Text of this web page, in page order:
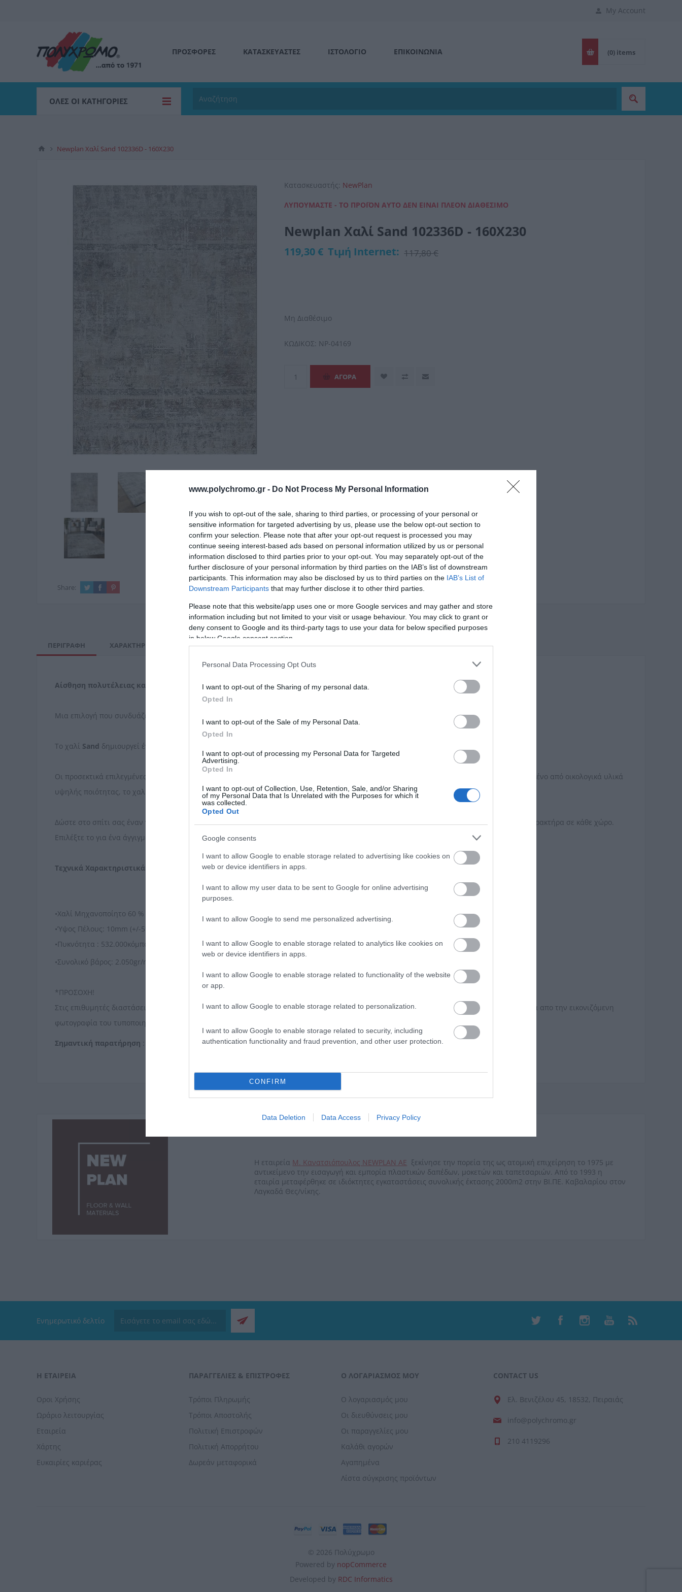
www.polychromo.gr - Do Not Process My Personal Information
If you wish to opt-out of the sale, sharing to third parties, or processing of your personal or
sensitive information for targeted advertising by us, please use the below opt-out section to
confirm your selection. Please note that after your opt-out request is processed you may
continue seeing interest-based ads based on personal information utilized by us or personal
information disclosed to third parties prior to your opt-out. You may separately opt-out of the
further disclosure of your personal information by third parties on the IAB’s list of downstream
participants. This information may also be disclosed by us to third parties on the IAB’s List of
Downstream Participants that may further disclose it to other third parties.
Please note that this website/app uses one or more Google services and may gather and store
information including but not limited to your visit or usage behaviour. You may click to grant or
deny consent to Google and its third-party tags to use your data for below specified purposes
in below Google consent section.
Personal Data Processing Opt Outs
I want to opt-out of the Sharing of my personal data.
Opted In
I want to opt-out of the Sale of my Personal Data.
Opted In
I want to opt-out of processing my Personal Data for Targeted
Advertising.
Opted In
I want to opt-out of Collection, Use, Retention, Sale, and/or Sharing
of my Personal Data that Is Unrelated with the Purposes for which it
was collected.
Opted Out
Google consents
I want to allow Google to enable storage related to advertising like cookies on
web or device identifiers in apps.
I want to allow my user data to be sent to Google for online advertising
purposes.
I want to allow Google to send me personalized advertising.
I want to allow Google to enable storage related to analytics like cookies on
web or device identifiers in apps.
I want to allow Google to enable storage related to functionality of the website
or app.
I want to allow Google to enable storage related to personalization.
I want to allow Google to enable storage related to security, including
authentication functionality and fraud prevention, and other user protection.
CONFIRM
Data Deletion Data Access Privacy Policy
My Account
ΠΡΟΣΦΟΡΕΣ ΚΑΤΑΣΚΕΥΑΣΤΕΣ ΙΣΤΟΛΌΓΙΟ ΕΠΙΚΟΙΝΩΝΊΑ (0) items
ΌΛΕΣ ΟΙ ΚΑΤΗΓΟΡΊΕΣ
Newplan Χαλί Sand 102336D - 160X230
Κατασκευαστής: NewPlan
ΛΥΠΟΎΜΑΣΤΕ - ΤΟ ΠΡΟΪΌΝ ΑΥΤΌ ΔΕΝ ΕΊΝΑΙ ΠΛΈΟΝ ΔΙΑΘΈΣΙΜΟ
Newplan Χαλί Sand 102336D - 160X230
119,30 € Τιμή Internet: 117,80 €
Μη Διαθέσιμο
ΚΩΔΙΚΟΣ: NP-04169
Share:
ΠΕΡΙΓΡΑΦΉ ΧΑΡΑΚΤΗΡΙΣΤΙΚΆ ΚΌΣΤΟΣ ΜΕΤΑΦΟΡΙΚΏΝ ΕΠΙΚΟΙΝΩΝΊΑ
Αίσθηση πολυτέλειας και ανανέωσης.
Μια επιλογή που συνδυάζει μοναδικά τη ζεστασιά με την κομψότητα.
Το χαλί Sand δημιουργεί έναν ατμοσφαιρικό και καλαίσθητο χώρο που εκπέμπει ηρεμία και γαλήνη.
Οι προσεκτικά επιλεγμένες αποχρώσεις του και η ευελιξία των διαστάσεων του ταιριάζουν τέλεια με κάθε στυλ διακόσμησης. Κατασκευασμένο από οικολογικά υλικά
υψηλής ποιότητας, το χαλί αυτό υπόσχεται ανθεκτικότητα και διαχρονική ομορφιά.
Δώστε στο σπίτι σας έναν νέο αέρα ανανέωσης και φινέτσας με το χαλίSand, την ιδανική επιλογή για να προσθέσετε ζεστασιά, στυλ και χαρακτήρα σε κάθε χώρο.
Επιλέξτε το για ένα άγγιγμα φυσικής ομορφιάς και σύγχρονης αισθητικής που θα εντυπωσιάσει.
Τεχνικά Χαρακτηριστικά:
•Χαλί Μηχανοποίητο 60 % PP, 40% PES shrink
•Ύψος Πέλους: 10mm (+/-5%)
•Πυκνότητα : 532.000κόµποι/m² (+/-5%)
•Συνολικό βάρος: 2.050gr/m
*ΠΡΟΣΟΧΗ!
Στις επιθυµητές διαστάσεις η κοπή γίνεται σε τυχαίο σηµείο και το τελικό σχέδιο και οι αναλογίες αυτού ενδέχεται να διαφέρουν σηµαντικά απο την εικονιζόµενη
φωτογραφία του τυποποιηµένου χαλιού.
Σημαντική παρατήρηση : Ενδέχεται να υπάρχει κάποια απόκλιση στο χρώμα του προϊόντος από αυτό της φωτογραφίας!
Η εταιρεία Μ. Κανατσιόπουλος NEWPLAN ΑΕ ξεκίνησε την πορεία της ως ατομική επιχείρηση το 1975 με
αντικείμενο την εισαγωγή και εμπορία πλαστικών δαπέδων, μοκετών και ταπετσαριών. Από το 1993 η
εταιρία μεταφέρθηκε σε ιδιόκτητες εγκαταστάσεις συνολικής έκτασης 2000m2 στην ΒΙ.ΠΕ. Καβαλαρίου στον
Λαγκαδά Θες/νίκης.
Ενημερωτικό δελτίο
Η ΕΤΑΙΡΕΙΑ
Οροι Χρήσης
Ωράριο λειτουργίας
Εταιρεία
Χάρτης
Ευκαιρίες καριέρας
ΠΑΡΑΓΓΕΛΊΕΣ & ΕΠΙΣΤΡΟΦΈΣ
Τρόποι Πληρωμής
Τρόποι Αποστολής
Πολιτική Επιστροφών
Πολιτική Απορρήτου
Δωρεάν μεταφορικά
Ο ΛΟΓΑΡΙΑΣΜΌΣ ΜΟΥ
Ο λογαριασμός μου
Οι διευθύνσεις μου
Οι παραγγελίες μου
Καλάθι αγορών
Αγαπημένα
Λίστα σύγκρισης προϊόντων
CONTACT US
Ελ. Βενιζέλου 45, 18532, Πειραιάς
info@polychromo.gr
210 4119296
© 2026 Πολύχρωμο
Powered by nopCommerce
Developed by RDC Informatics